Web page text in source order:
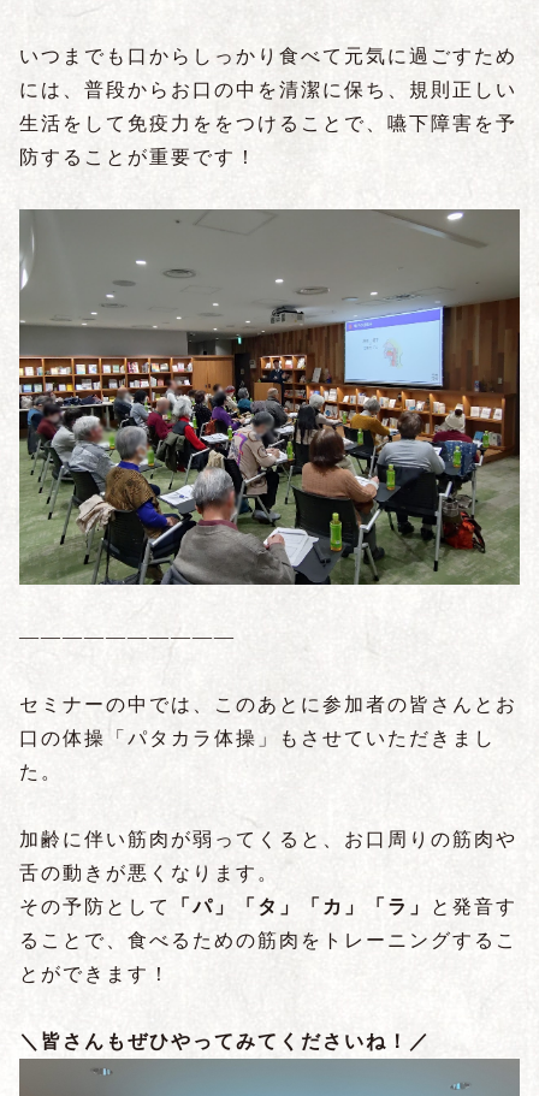
いつまでも口からしっかり食べて元気に過ごすため
には、普段からお口の中を清潔に保ち、規則正しい
生活をして免疫力ををつけることで、嚥下障害を予
防することが重要です！
――――――――――
セミナーの中では、このあとに参加者の皆さんとお
口の体操「パタカラ体操」もさせていただきまし
た。
加齢に伴い筋肉が弱ってくると、お口周りの筋肉や
舌の動きが悪くなります。
その予防として
「パ」「タ」「カ」「ラ」
と発音す
ることで、食べるための筋肉をトレーニングするこ
とができます！
＼皆さんもぜひやってみてくださいね！／